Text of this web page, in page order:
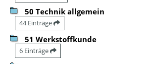
50 Technik allgemein
44 Einträge
51 Werkstoffkunde
6 Einträge